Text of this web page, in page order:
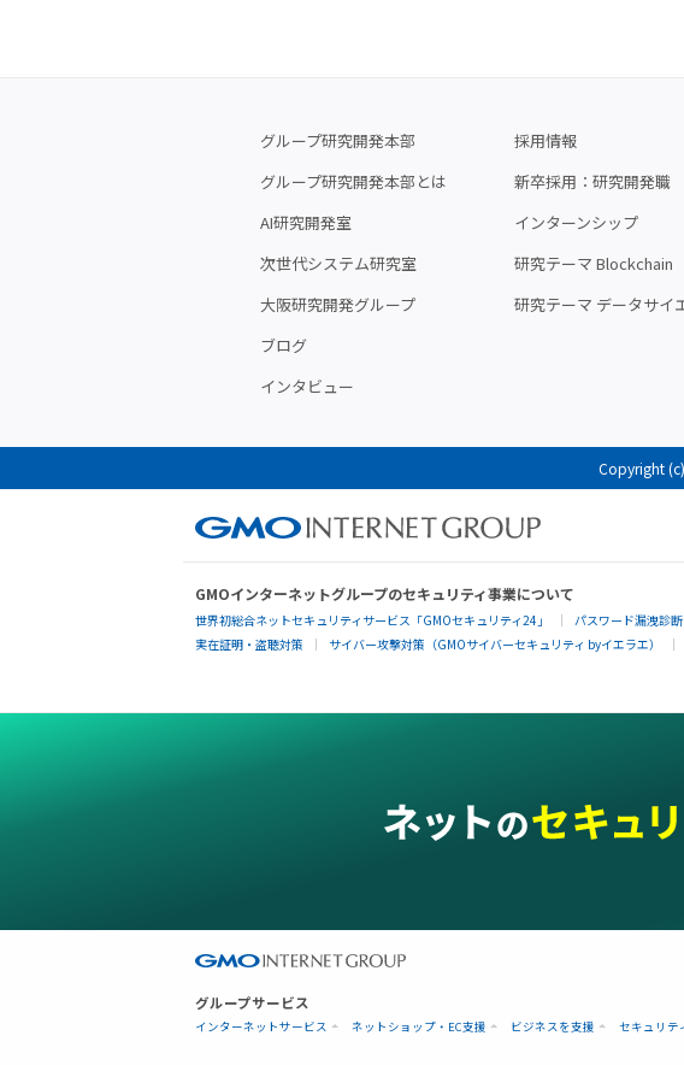
グループ研究開発本部
グループ研究開発本部とは
AI研究開発室
次世代システム研究室
大阪研究開発グループ
ブログ
インタビュー
採用情報
新卒採用：研究開発職
インターンシップ
研究テーマ Blockchain
研究テーマ データサイ
Copyright
GMOインターネットグループのセキュリティ事業について
世界初総合ネットセキュリティサービス「GMOセキュリティ24」 パスワード漏洩診断
実在証明・盗聴対策
サイバー攻撃対策（GMOサイバーセキュリティ byイエラエ）
グループサービス
インターネットサービス ネットショップ・EC支援 ビジネスを支援 セキュリテ